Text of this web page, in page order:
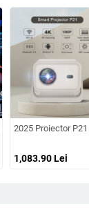
versiune
cu corecție
Ultra HD, Wi-Fi
2025 Proiector
1,083.90Lei